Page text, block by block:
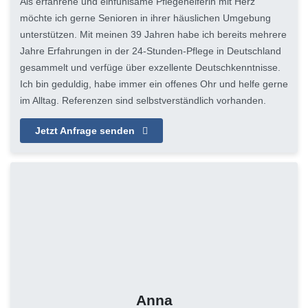
möchte ich gerne Senioren in ihrer häuslichen Umgebung
unterstützen. Mit meinen 39 Jahren habe ich bereits mehrere
Jahre Erfahrungen in der 24-Stunden-Pflege in Deutschland
gesammelt und verfüge über exzellente Deutschkenntnisse.
Ich bin geduldig, habe immer ein offenes Ohr und helfe gerne
im Alltag. Referenzen sind selbstverständlich vorhanden.
Jetzt Anfrage senden
Anna